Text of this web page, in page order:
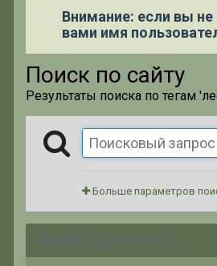
Внимание: если вы
вами имя
Поиск по сайту
Результаты поиска по тегам
Больше параметров
НАЙДЕНО 13 РЕЗУЛЬТАТОВ